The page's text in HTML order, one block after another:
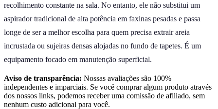
recolhimento constante na sala. No entanto, ele não substitui um
aspirador tradicional de alta potência em faxinas pesadas e passa
longe de ser a melhor escolha para quem precisa extrair areia
incrustada ou sujeiras densas alojadas no fundo de tapetes. É um
equipamento focado em manutenção superficial.
Aviso de transparência: Nossas avaliações são 100%
independentes e imparciais. Se você comprar algum produto através
dos nossos links, podemos receber uma comissão de afiliado, sem
nenhum custo adicional para você.